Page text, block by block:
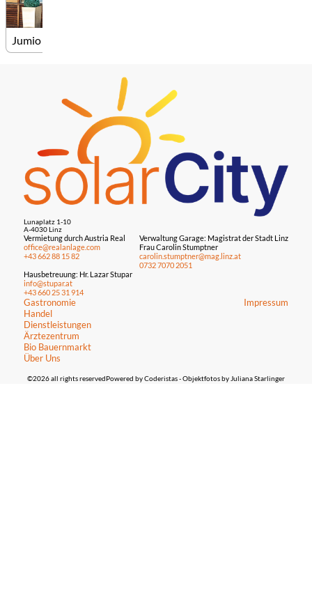
Jumio
Lunaplatz 1-10
A-4030 Linz
Vermietung durch Austria Real
office@realanlage.com
+43 662 88 15 82
Hausbetreuung: Hr. Lazar Stupar
info@stupar.at
+43 660 25 31 914
Verwaltung Garage: Magistrat der Stadt Linz
Frau Carolin Stumptner
carolin.stumptner@mag.linz.at
0732 7070 2051
Gastronomie
Handel
Dienstleistungen
Ärztezentrum
Bio Bauernmarkt
Über Uns
Impressum
©2026 all rights reserved Powered by Coderistas- Objektfotos by Juliana Starlinger